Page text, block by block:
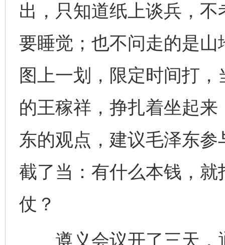
出，只知道纸上谈兵，
要睡觉；也不问走的是
图上一划，限定时间打
的王稼祥，挣扎着坐起
东的观点，建议毛泽东
截了当：有什么本钱，
仗？
遵义会议开了三天，